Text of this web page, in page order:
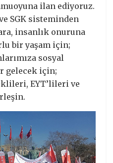
ilan ediyoruz.
SGK sisteminden
insanlık onuruna
bir yaşam için;
sosyal
gelecek için;
EYT’lileri ve